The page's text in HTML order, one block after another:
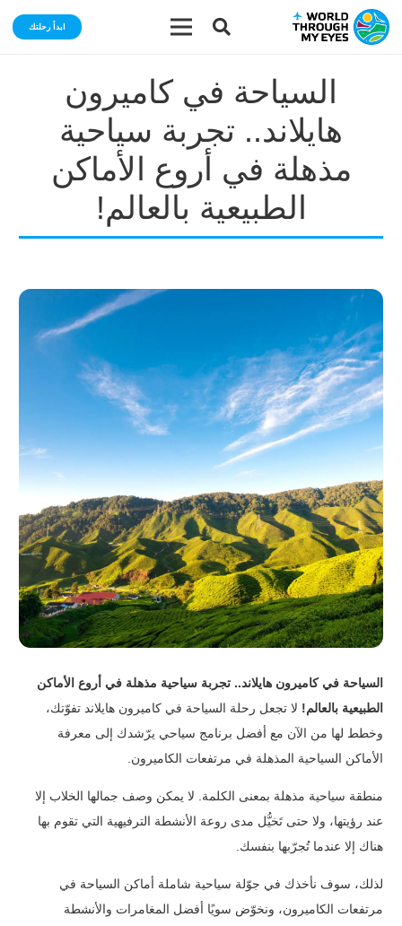
ابدأ رحلتك
السياحة في كاميرون
هايلاند.. تجربة سياحية
مذهلة في أروع الأماكن
الطبيعية بالعالم!
السياحة في كاميرون هايلاند.. تجربة سياحية مذهلة في أروع الأماكن
الطبيعية بالعالم! لا تجعل رحلة السياحة في كاميرون هايلاند تفوّتك،
وخطط لها من الآن مع أفضل برنامج سياحي يرّشدك إلى معرفة
الأماكن السياحية المذهلة في مرتفعات الكاميرون.
منطقة سياحية مذهلة بمعنى الكلمة. لا يمكن وصف جمالها الخلاب إلا
عند رؤيتها، ولا حتى تَخيُّل مدى روعة الأنشطة الترفيهية التي تقوم بها
هناك إلا عندما تُجرّبها بنفسك.
لذلك، سوف نأخذك في جوّلة سياحية شاملة أماكن السياحة في
مرتفعات الكاميرون، ونخوّض سويًا أفضل المغامرات والأنشطة